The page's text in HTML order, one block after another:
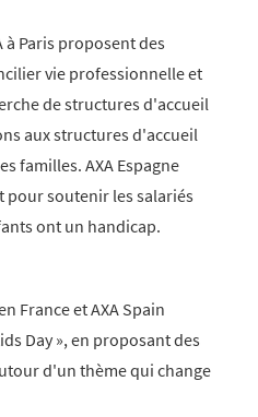
à Paris proposent des
vie professionnelle et
de structures d'accueil
aux structures d'accueil
familles. AXA Espagne
pour soutenir les salariés
ont un handicap.
France et AXA Spain
Day », en proposant des
d'un thème qui change